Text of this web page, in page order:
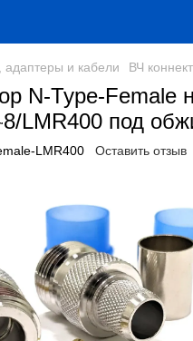
адаптеры и кабели ВЧ
N-Type-Female
LMR400 под
LMR400 Оставить отзыв